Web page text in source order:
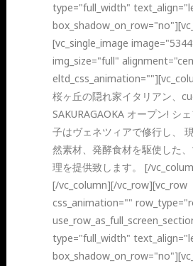
type="full_width"
[vc_single_image
img_size="full"
桜ヶ丘の隠れ家イタリアン、
SAKURAGAOKA オープン! シ
子はヴェネツィアで修行し、
然素材、発酵食材を駆使した
理を提供致します。 [/
[/vc_column][/vc_row][vc_row
css_animation=""
type="full_width"